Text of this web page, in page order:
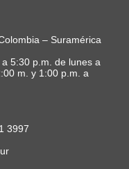
– Suramérica
5:30 p.m. de lunes a
m. y 1:00 p.m. a
3997